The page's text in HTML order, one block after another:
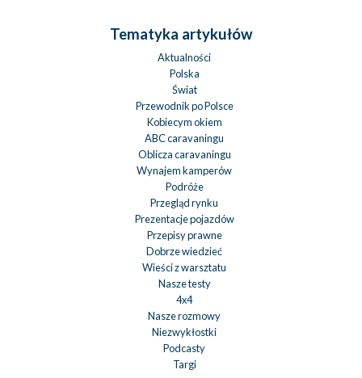
Tematyka artykułów
Aktualności
Polska
Świat
Przewodnik po Polsce
Kobiecym okiem
ABC caravaningu
Oblicza caravaningu
Wynajem kamperów
Podróże
Przegląd rynku
Prezentacje pojazdów
Przepisy prawne
Dobrze wiedzieć
Wieści z warsztatu
Nasze testy
4x4
Nasze rozmowy
Niezwykłostki
Podcasty
Targi